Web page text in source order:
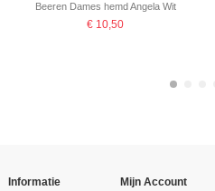
Beeren Dames hemd Angela Wit
€ 10,50
Informatie Mijn Account